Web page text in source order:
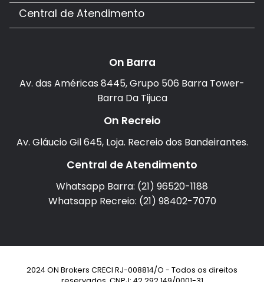
Central de Atendimento
On Barra
Av. das Américas 8445, Grupo 506 Barra Tower-
Barra Da Tijuca
On Recreio
Av. Gláucio Gil 645, Loja. Recreio dos Bandeirantes.
Central de Atendimento
Whatsapp Barra: (21) 96520-1188
Whatsapp Recreio: (21) 98402-7070
2024 ON Brokers CRECI RJ-008814/O - Todos os direitos